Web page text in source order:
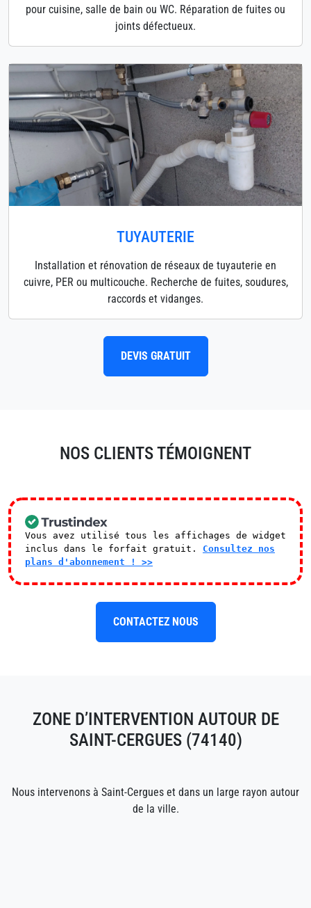
pour cuisine, salle de bain ou WC. Réparation de fuites ou
joints défectueux.
TUYAUTERIE
Installation et rénovation de réseaux de tuyauterie en
cuivre, PER ou multicouche. Recherche de fuites, soudures,
raccords et vidanges.
DEVIS GRATUIT
NOS CLIENTS TÉMOIGNENT
Vous avez utilisé tous les affichages de widget
inclus dans le forfait gratuit. Consultez nos
plans d'abonnement ! >>
CONTACTEZ NOUS
ZONE D’INTERVENTION AUTOUR DE
SAINT-CERGUES (74140)
Nous intervenons à Saint-Cergues et dans un large rayon autour
de la ville.